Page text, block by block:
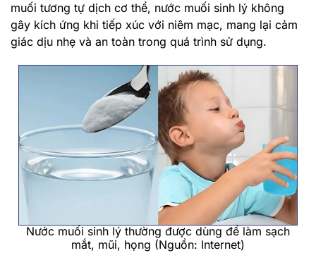
muối tương tự dịch cơ thể, nước muối sinh lý không
gây kích ứng khi tiếp xúc với niêm mạc, mang lại cảm
giác dịu nhẹ và an toàn trong quá trình sử dụng.
Nước muối sinh lý thường được dùng để làm sạch
mắt, mũi, họng (Nguồn: Internet)